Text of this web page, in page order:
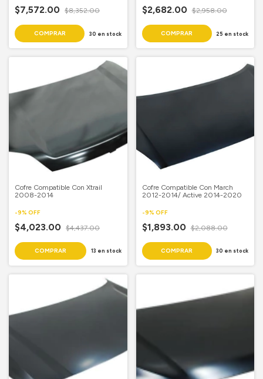
$7,572.00 $8,352.00
30 en stock
$2,682.00 $2,958.00
25 en stock
Cofre Compatible Con Xtrail
2008-2014
-9% OFF
$4,023.00 $4,437.00
13 en stock
Cofre Compatible Con March
2012-2014/ Active 2014-2020
-9% OFF
$1,893.00 $2,088.00
30 en stock